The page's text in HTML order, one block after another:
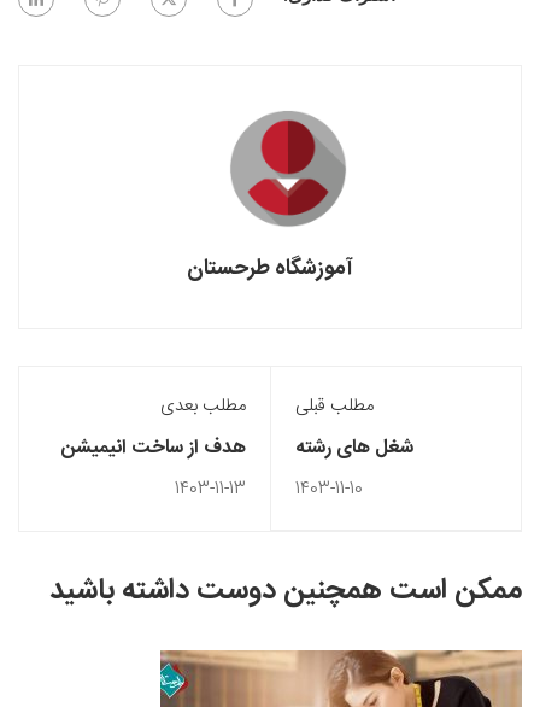
آموزشگاه طرحستان
مطلب قبلی
شغل ‌های رشته
فتوگرافیک
1403-11-10
مطلب بعدی
هدف از ساخت انیمیشن
1403-11-13
ممکن است همچنین دوست داشته باشید